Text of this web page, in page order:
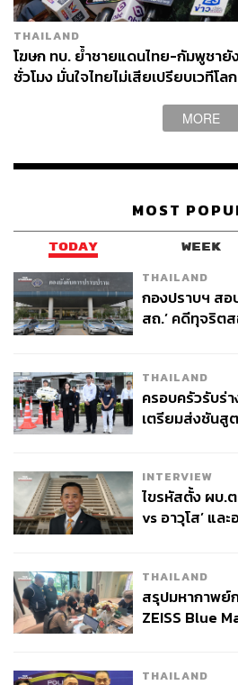
THAILAND
โฆษก ทบ. ย้ำชายแดนไทย-กัมพูชายั
ชั่วโมง มั่นใจไทยไม่เสียเปรียบเวทีโ
MORE
MOST
TODAY WEEK
THAILAND
กองปราบฯ สอ
สถ.’ คดีทุจริต
THAILAND
ครอบครัวรับร่
เตรียมส่งชันสู
INTERVIEW
ไขรหัสตั้ง ผบ.
vs อาวุโส’ แล
THAILAND
สรุปมหากาพย์
ZEISS Blue
จ่ายหนี้-แอบระ
THAILAND